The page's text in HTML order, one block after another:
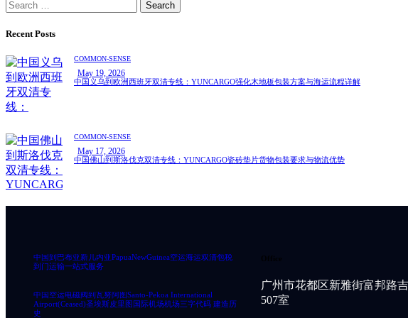
Recent Posts
COMMON-SENSE
May 19, 2026
中国义乌到欧洲西班牙双清专线：YUNCARGO强化木地板包装方案与海运流程详解
COMMON-SENSE
May 17, 2026
中国佛山到斯洛伐克双清专线：YUNCARGO瓷砖垫片货物包装要求与物流优势
中国到巴布亚新几内亚PapuaNewGuinea空运海运双清包税
到门运输一站式服务
中国空运电磁阀到瓦努阿图Santo-Pekoa International
Airport(Ceased)圣埃斯皮里图国际机场机场三字代码 建造历
史
广州市花都区新雅街富邦路
507室